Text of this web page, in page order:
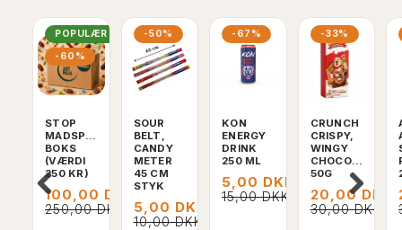
POPULÆR
-60%
STOP
MADSPILD
BOKS
(VÆRDI
250 KR)
100,00 DKK
250,00 DKK
-50%
SOUR
BELT,
CANDY
METER
45 CM
STYK
5,00 DKK
10,00 DKK
-67%
KON
ENERGY
DRINK
250 ML
5,00 DKK
15,00 DKK
-33%
CRUNCH
CRISPY,
WINGY
CHOCOLATE,
50G
20,00 DKK
30,00 DKK